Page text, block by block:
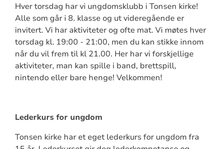
Hver torsdag har vi ungdomsklubb i Tonsen kirke!
Alle som går i 8. klasse og ut videregående er
invitert. Vi har aktiviteter og ofte mat. Vi møtes hver
torsdag kl. 19:00 - 21:00, men du kan stikke innom
når du vil frem til kl 21.00. Her har vi forskjellige
aktiviteter, man kan spille i band, brettspill,
nintendo eller bare henge! Velkommen!
Lederkurs for ungdom
Tonsen kirke har et eget lederkurs for ungdom fra